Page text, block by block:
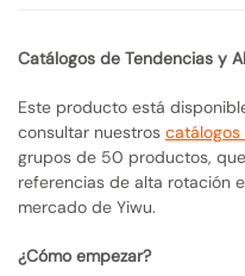
Catálogos de Tendencias y
Este producto está
consultar nuestros
grupos de 50 productos,
referencias de alta rotación
mercado de Yiwu.
¿Cómo empezar?